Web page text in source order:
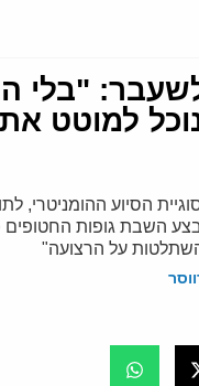
"בלי
למוטט את
הסיוע ההומניטרי,
השבת גופות החטופים
על הרצועה"